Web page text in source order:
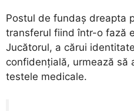
​Postul de fundaș dreapta
transferul fiind într-o fază
Jucătorul, a cărui
confidențială, urmează să
testele medicale.